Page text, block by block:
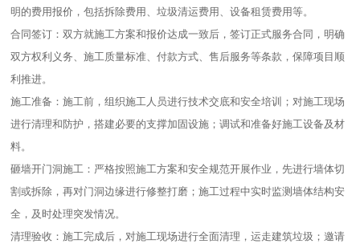
明的费用报价，包括拆除费用、垃圾清运费用、设备租赁费用等。​
合同签订：双方就施工方案和报价达成一致后，签订正式服务合同，明确
双方权利义务、施工质量标准、付款方式、售后服务等条款，保障项目顺
利推进。​
施工准备：施工前，组织施工人员进行技术交底和安全培训；对施工现场
进行清理和防护，搭建必要的支撑加固设施；调试和准备好施工设备及材
料。​
砸墙开门洞施工：严格按照施工方案和安全规范开展作业，先进行墙体切
割或拆除，再对门洞边缘进行修整打磨；施工过程中实时监测墙体结构安
全，及时处理突发情况。​
清理验收：施工完成后，对施工现场进行全面清理，运走建筑垃圾；邀请